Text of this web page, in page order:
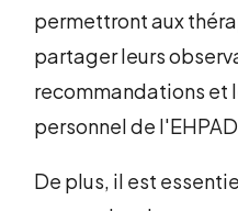
permettront aux
partager leurs
recommandations et
personnel de
De plus, il est